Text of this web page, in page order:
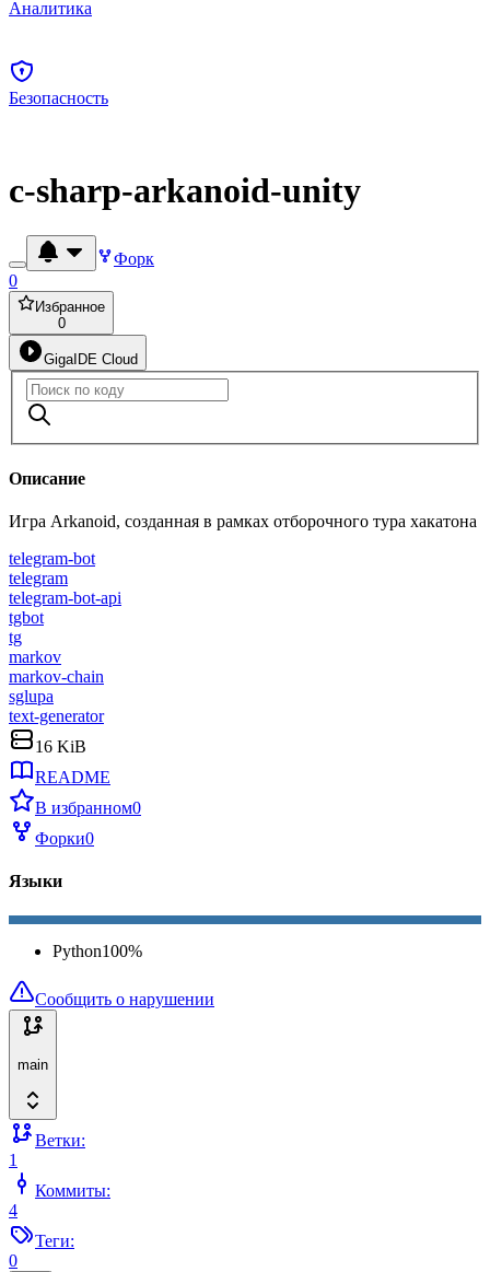
Аналитика
Безопасность
c-sharp-arkanoid-unity
Форк
0
Избранное
0
GigaIDE Cloud
Описание
Игра Arkanoid, созданная в рамках отборочного тура хакатона
telegram-bot
telegram
telegram-bot-api
tgbot
tg
markov
markov-chain
sglupa
text-generator
16 KiB
README
В избранном0
Форки0
Языки
Python100%
Сообщить о нарушении
main
Ветки:
1
Коммиты:
4
Теги:
0